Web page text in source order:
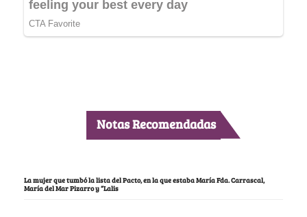
Notas Recomendadas
La mujer que tumbó la lista del Pacto, en la que estaba María Fda. Carrascal,
María del Mar Pizarro y “Lalis